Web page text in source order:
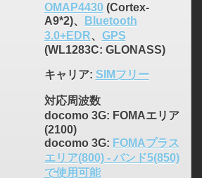
OMAP4430(Cortex-
A9*2)、
Bluetooth
3.0+EDR、 GPS
(WL1283C: GLONASS)
キャリア: SIMフリー
対応周波数
docomo 3G: FOMAエリア
(2100)
docomo 3G: FOMAプラス
エリア(800) - バンド5(850)
で使用可能